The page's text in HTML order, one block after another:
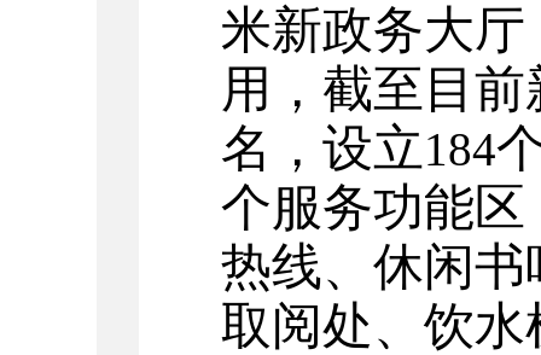
米新政务大厅
用，截至目
名，设立184
个服务功能
热线、休闲
取阅处、饮